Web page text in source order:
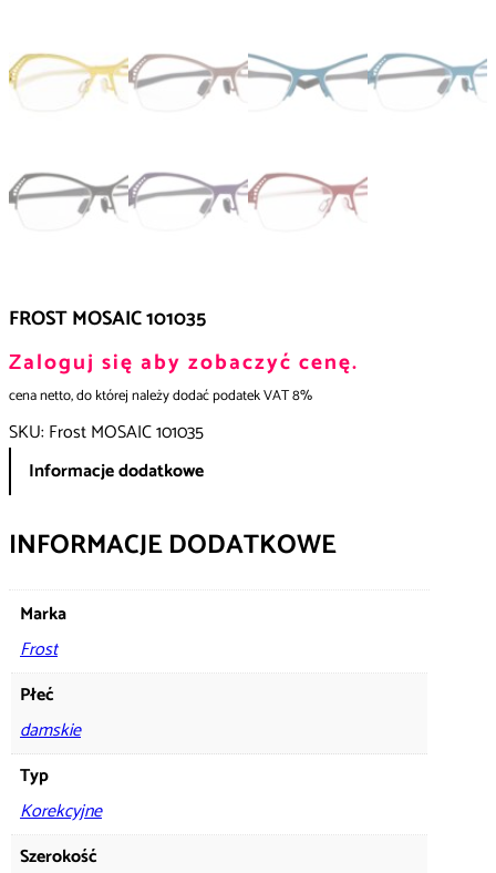
FROST MOSAIC 101035
Zaloguj się aby zobaczyć cenę.
cena netto, do której należy dodać podatek VAT 8%
SKU: Frost MOSAIC 101035
Informacje dodatkowe
INFORMACJE DODATKOWE
Marka
Frost
Płeć
damskie
Typ
Korekcyjne
Szerokość